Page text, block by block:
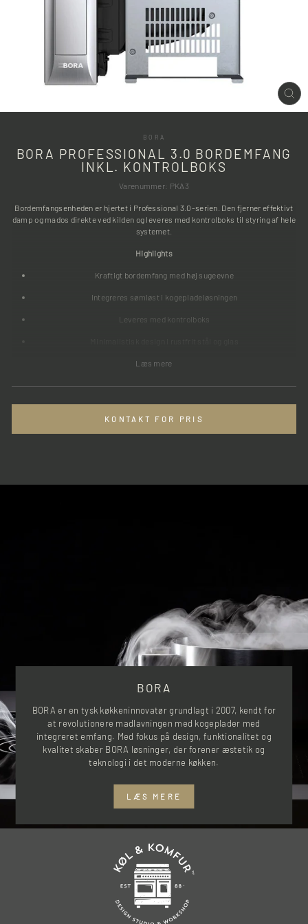
BORA
BORA PROFESSIONAL 3.0 BORDEMFANG
INKL. KONTROLBOKS
Varenummer: PKA3
Bordemfangsenheden er hjertet i Professional 3.0-serien. Den fjerner effektivt
damp og mados direkte ved kilden og leveres med kontrolboks til styring af hele
systemet.
Highlights
Kraftigt bordemfang med høj sugeevne
Integreres sømløst i kogepladeløsningen
Leveres med kontrolboks
Læs mere
KONTAKT FOR PRIS
BORA
BORA er en tysk køkkeninnovatør grundlagt i 2007, kendt for
at revolutionere madlavningen med kogeplader med
integreret emfang. Med fokus på design, funktionalitet og
kvalitet skaber BORA løsninger, der forener æstetik og
teknologi i det moderne køkken.
LÆS MERE